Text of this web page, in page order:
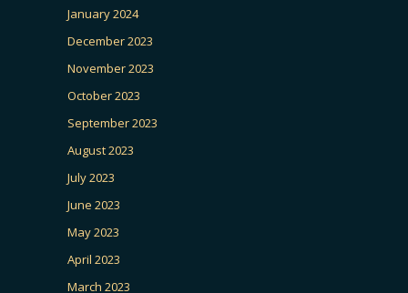
January 2024
December 2023
November 2023
October 2023
September 2023
August 2023
July 2023
June 2023
May 2023
April 2023
March 2023